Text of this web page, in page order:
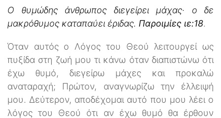
Ο θυμώδης άνθρωπος διεγείρει μάχας· ο δε
μακρόθυμος καταπαύει έριδας. Παροιμίες ιε:18.
Όταν αυτός ο Λόγος του Θεού λειτουργεί ως
πυξίδα στη ζωή μου τι κάνω όταν διαπιστώνω ότι
έχω θυμό, διεγείρω μάχες και προκαλώ
αναταραχή; Πρώτον, αναγνωρίζω την έλλειψή
μου. Δεύτερον, αποδέχομαι αυτό που μου λέει ο
λόγος του Θεού ότι αν έχω θυμό θα έρθουν